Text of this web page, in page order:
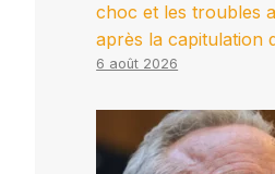
choc et les troubles
après la capitulation
6 août 2026